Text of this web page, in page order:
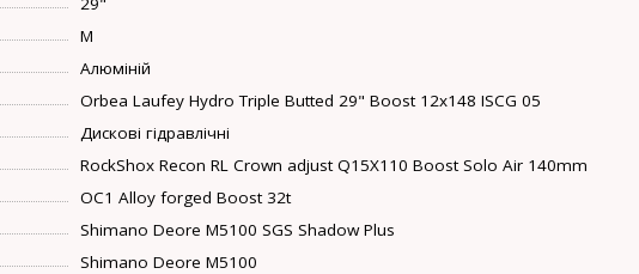
M
Алюміній
Orbea Laufey Hydro Triple Butted 29" Boost 12x148 ISCG 05
Дискові гідравлічні
RockShox Recon RL Crown adjust Q15X110 Boost Solo Air 140mm
OC1 Alloy forged Boost 32t
Shimano Deore M5100 SGS Shadow Plus
Shimano Deore M5100